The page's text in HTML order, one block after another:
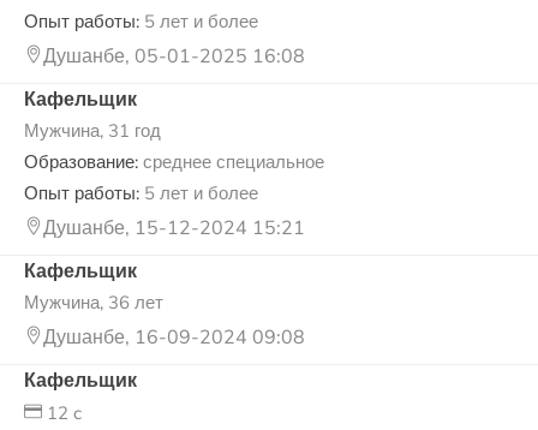
Опыт работы: 5 лет и более
Душанбе, 05-01-2025 16:08
Кафельщик
Мужчина, 31 год
Образование: среднее специальное
Опыт работы: 5 лет и более
Душанбе, 15-12-2024 15:21
Кафельщик
Мужчина, 36 лет
Душанбе, 16-09-2024 09:08
Кафельщик
12 c